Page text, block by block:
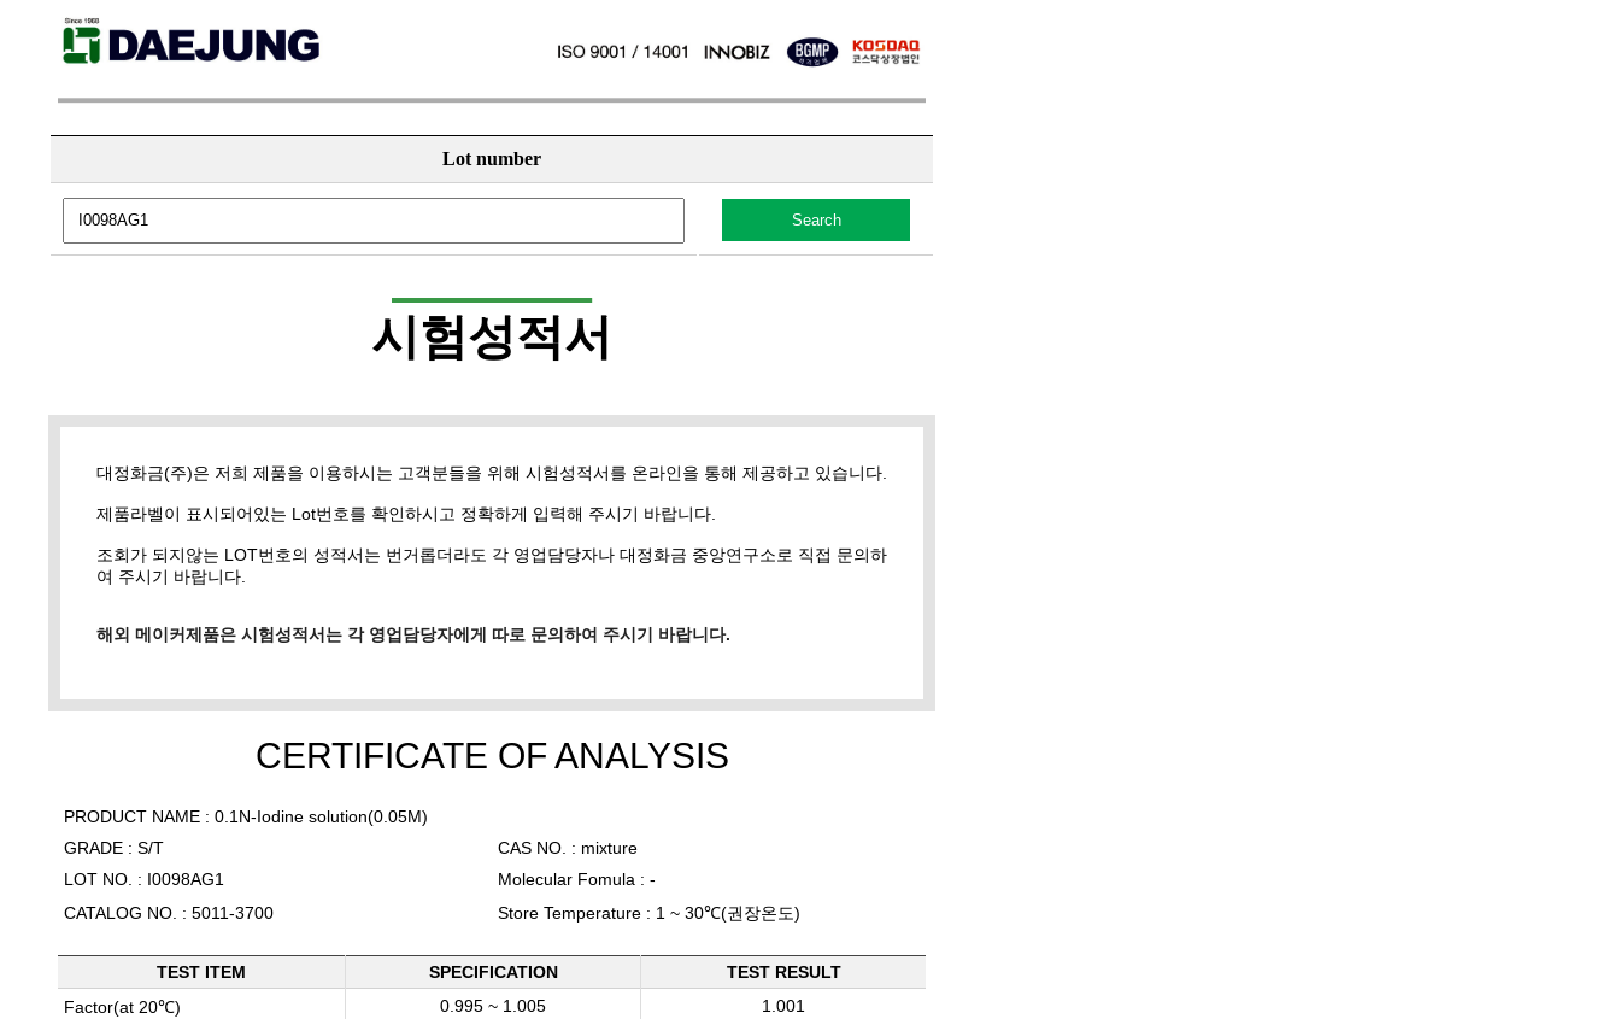
Lot number
Search
시험성적서
대정화금(주)은 저희 제품을 이용하시는 고객분들을 위해 시험성적서를 온라인을 통해 제공하고 있습니다.
제품라벨이 표시되어있는 Lot번호를 확인하시고 정확하게 입력해 주시기 바랍니다.
조회가 되지않는 LOT번호의 성적서는 번거롭더라도 각 영업담당자나 대정화금 중앙연구소로 직접 문의하
여 주시기 바랍니다.
해외 메이커제품은 시험성적서는 각 영업담당자에게 따로 문의하여 주시기 바랍니다.
CERTIFICATE OF ANALYSIS
PRODUCT NAME : 0.1N-Iodine solution(0.05M)
GRADE : S/T
CAS NO. : mixture
LOT NO. : I0098AG1
Molecular Fomula : -
CATALOG NO. : 5011-3700
Store Temperature : 1 ~ 30℃(권장온도)
TEST ITEM SPECIFICATION
TEST RESULT
Factor(at 20℃)
0.995 ~ 1.005 1.001